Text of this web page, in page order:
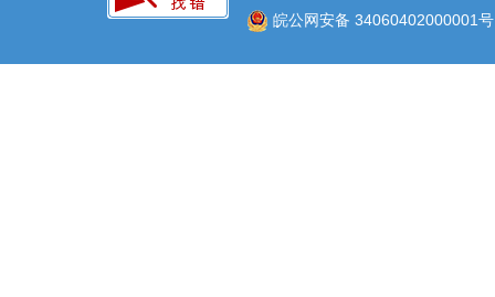
皖公网安备 34060402000001号